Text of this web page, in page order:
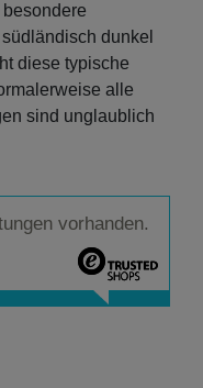
dunkel
diese typische
alle
sind unglaublich
vorhanden.